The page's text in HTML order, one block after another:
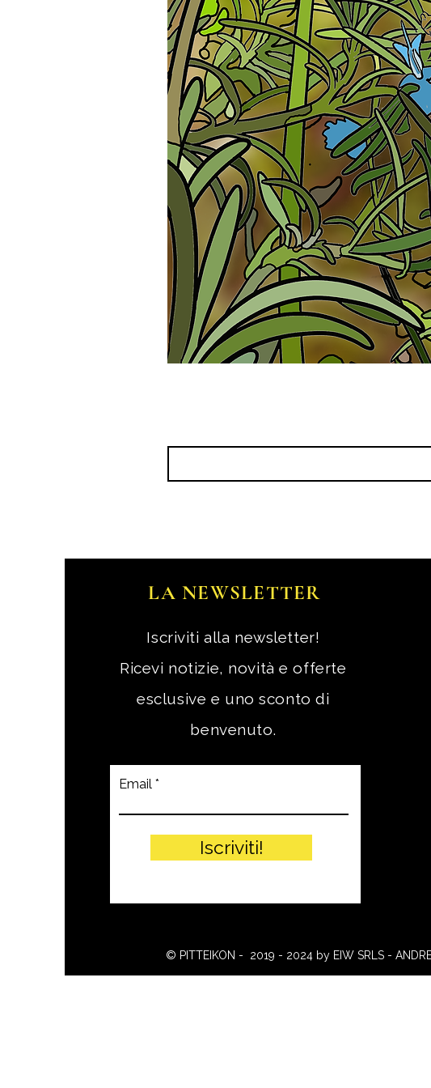
LA NEWSLETTER
Iscriviti alla newsletter!
Ricevi notizie, novità e offerte
esclusive e uno sconto di
benvenuto.
Email
Iscriviti!
© PITTEIKON - 2019 - 2024 by EIW SRLS -